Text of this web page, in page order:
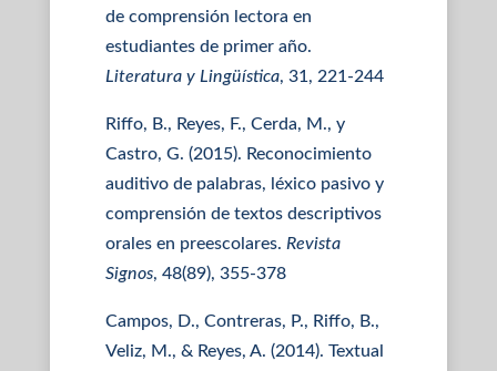
de comprensión lectora en
estudiantes de primer año.
Literatura y Lingüística, 31, 221-244
Riffo, B., Reyes, F., Cerda, M., y
Castro, G. (2015). Reconocimiento
auditivo de palabras, léxico pasivo y
comprensión de textos descriptivos
orales en preescolares. Revista
Signos, 48(89), 355-378
Campos, D., Contreras, P., Riffo, B.,
Veliz, M., & Reyes, A. (2014). Textual